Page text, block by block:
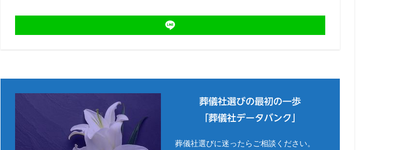
葬儀社選びの最初の一歩
「葬儀社データバンク」
葬儀社選びに迷ったらご相談ください。